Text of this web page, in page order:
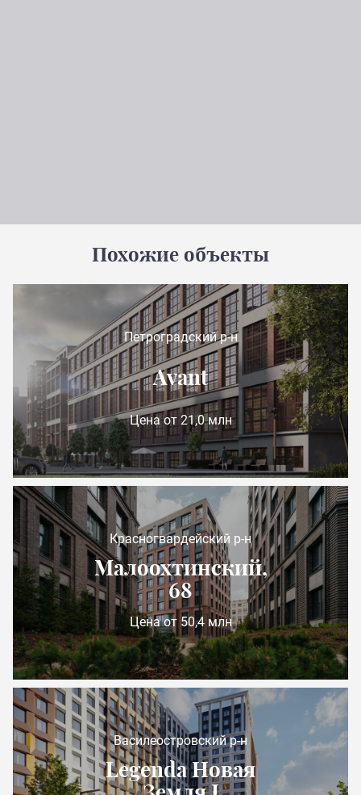
Похожие объекты
Петроградский р-н
Avant
Цена от 21,0 млн
Красногвардейский р-н
Малоохтинский,
68
Цена от 50,4 млн
Василеостровский р-н
Legenda Новая